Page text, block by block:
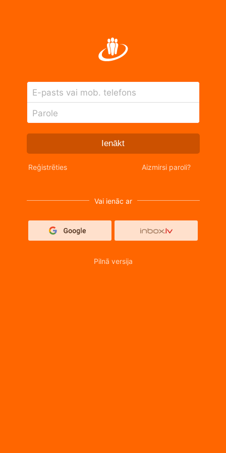
E-pasts vai mob. telefons
Parole
Ienākt
Reģistrēties Aizmirsi paroli?
Vai ienāc ar
Pilnā versija